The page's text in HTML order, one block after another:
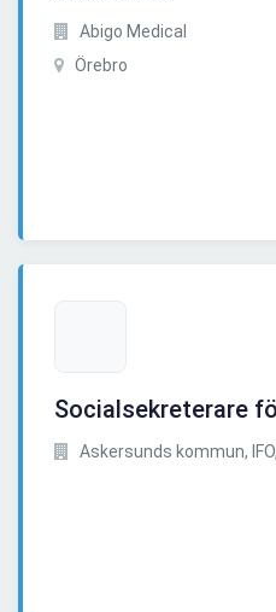
Abigo Medical
Örebro
Socialsekreterare
Askersunds kommun,